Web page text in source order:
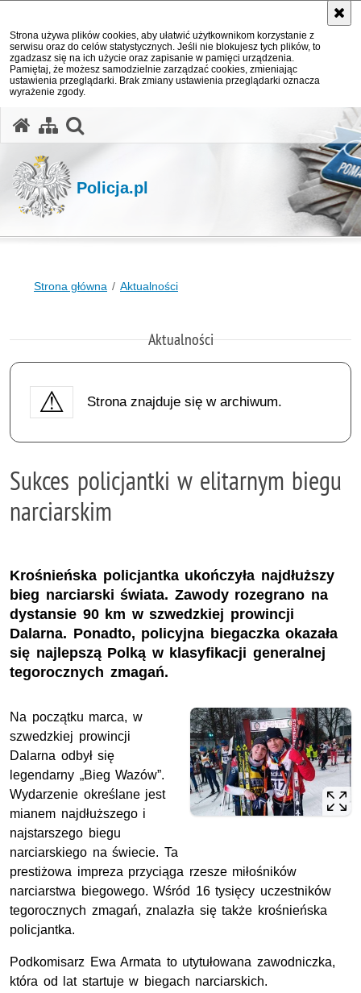
Strona używa plików cookies, aby ułatwić użytkownikom korzystanie z
serwisu oraz do celów statystycznych. Jeśli nie blokujesz tych plików, to
zgadzasz się na ich użycie oraz zapisanie w pamięci urządzenia.
Pamiętaj, że możesz samodzielnie zarządzać cookies, zmieniając
ustawienia przeglądarki. Brak zmiany ustawienia przeglądarki oznacza
wyrażenie zgody.
Policja.pl
Strona główna Aktualności
Aktualności
Strona znajduje się w archiwum.
Sukces policjantki w elitarnym biegu
narciarskim
Krośnieńska policjantka ukończyła najdłuższy
bieg narciarski świata. Zawody rozegrano na
dystansie 90 km w szwedzkiej prowincji
Dalarna. Ponadto, policyjna biegaczka okazała
się najlepszą Polką w klasyfikacji generalnej
tegorocznych zmagań.
Na początku marca, w
szwedzkiej prowincji
Dalarna odbył się
legendarny „Bieg Wazów”.
Wydarzenie określane jest
mianem najdłuższego i
najstarszego biegu
narciarskiego na świecie. Ta
prestiżowa impreza przyciąga rzesze miłośników
narciarstwa biegowego. Wśród 16 tysięcy uczestników
tegorocznych zmagań, znalazła się także krośnieńska
policjantka.
Podkomisarz Ewa Armata to utytułowana zawodniczka,
która od lat startuje w biegach narciarskich.